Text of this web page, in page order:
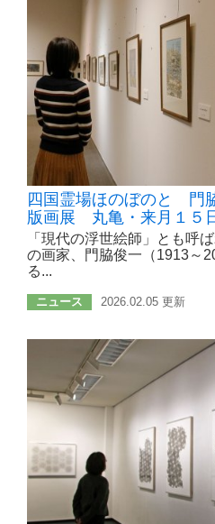
四国霊場ほのぼのと 門
版画展 丸亀・来月１５
「現代の浮世絵師」とも呼
の画家、門脇俊一（1913～
る...
ニュース 2026.02.05 更新